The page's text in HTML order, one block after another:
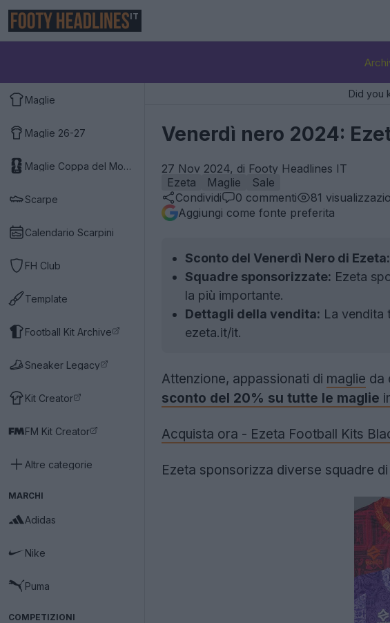
IT
Maglie
Maglie 26-27
Maglie Coppa del Mondo 2026
Scarpe
Calendario Scarpini
FH Club
Template
Football Kit Archive
Sneaker Legacy
Kit Creator
FM Kit Creator
Altre categorie
MARCHI
Adidas
Nike
Puma
COMPETIZIONI
Did you
Venerdì nero 2024:
27 Nov 2024, di Footy Headlines IT
Ezeta
Maglie
Sale
Condividi
0 commenti 81
Aggiungi come fonte preferita
Sconto del Venerdì Nero di Ezeta:
Squadre sponsorizzate: Ezeta
la più importante.
Dettagli della vendita: La vendita
ezeta.it/it.
Attenzione, appassionati di maglie da
sconto del 20% su tutte le maglie
Acquista ora - Ezeta Football Kits
Ezeta sponsorizza diverse squadre